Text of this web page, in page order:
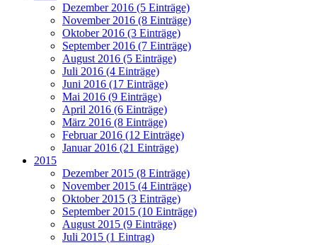
Dezember 2016 (5 Einträge)
November 2016 (8 Einträge)
Oktober 2016 (3 Einträge)
September 2016 (7 Einträge)
August 2016 (5 Einträge)
Juli 2016 (4 Einträge)
Juni 2016 (17 Einträge)
Mai 2016 (9 Einträge)
April 2016 (6 Einträge)
März 2016 (8 Einträge)
Februar 2016 (12 Einträge)
Januar 2016 (21 Einträge)
2015
Dezember 2015 (8 Einträge)
November 2015 (4 Einträge)
Oktober 2015 (3 Einträge)
September 2015 (10 Einträge)
August 2015 (9 Einträge)
Juli 2015 (1 Eintrag)